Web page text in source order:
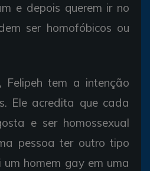
e depois querem ir no
ser homofóbicos ou
Felipeh tem a intenção
Ele acredita que cada
e ser homossexual
pessoa ter outro tipo
homem gay em uma